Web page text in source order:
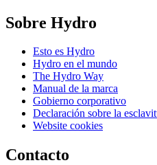
Sobre Hydro
Esto es Hydro
Hydro en el mundo
The Hydro Way
Manual de la marca
Gobierno corporativo
Declaración sobre la
Website cookies
Contacto